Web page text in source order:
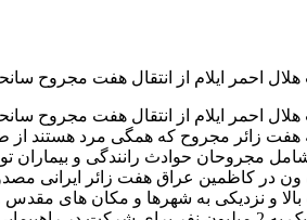
احمر ایلام از انتقال هفت مجروح
احمر ایلام از انتقال هفت مجروح
هفت زائر مجروح که همگی مرد هستند از
ایرانی شامل مجروحان حوادث رانندگی و
بالا و نزدیکی به شهرها و مکان های مقدس